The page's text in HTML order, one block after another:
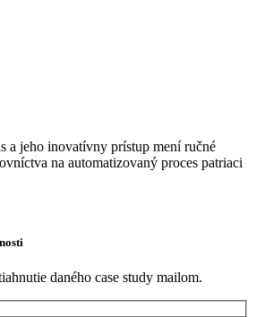
a jeho inovatívny prístup mení ručné
na automatizovaný proces patriaci
daného case study mailom.